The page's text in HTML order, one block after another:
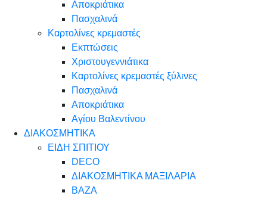
Αποκριάτικα
Πασχαλινά
Καρτολίνες κρεμαστές
Εκπτώσεις
Χριστουγεννιάτικα
Καρτολίνες κρεμαστές ξύλινες
Πασχαλινά
Αποκριάτικα
Αγίου Βαλεντίνου
ΔΙΑΚΟΣΜΗΤΙΚΑ
ΕΙΔΗ ΣΠΙΤΙΟΥ
DECO
ΔΙΑΚΟΣΜΗΤΙΚΑ ΜΑΞΙΛΑΡΙΑ
ΒΑΖΑ